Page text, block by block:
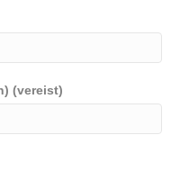
(vereist)